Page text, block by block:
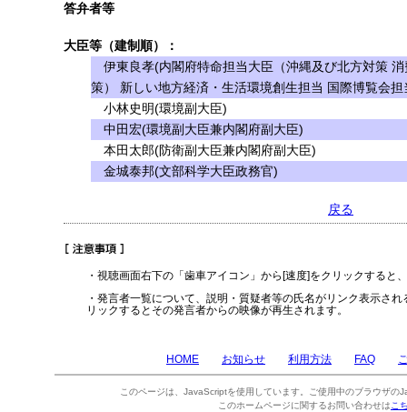
答弁者等
大臣等（建制順）：
伊東良孝(内閣府特命担当大臣（沖縄及び北方対策
策） 新しい地方経済・生活環境創生担当 国際博覧会担
小林史明(環境副大臣)
中田宏(環境副大臣兼内閣府副大臣)
本田太郎(防衛副大臣兼内閣府副大臣)
金城泰邦(文部科学大臣政務官)
戻る
・視聴画面右下の「歯車アイコン」から[速度]をクリックすると
・発言者一覧について、説明・質疑者等の氏名がリンク表示さ
リックするとその発言者からの映像が再生されます。
HOME お知らせ 利用方法 FAQ
このページは、JavaScriptを使用しています。ご使用中のブラウザの
このホームページに関するお問い合わせは こ